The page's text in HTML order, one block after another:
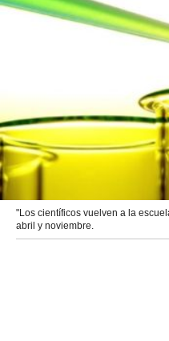
"Los científicos vuelven a la
abril y noviembre.